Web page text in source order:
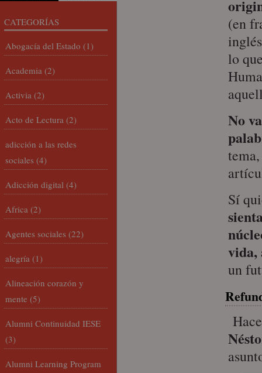
(en
lo
No
Sí
vida,
un
CATEGORÍAS
Abogacía del Estado (1)
Academia (2)
Activia (2)
Acto de Lectura (2)
adicción a las redes
sociales (4)
Adicción digital (4)
Africa (2)
Agentes sociales (22)
alegría (1)
Alineación corazón y
mente (5)
Alumni Continuidad IESE
(3)
Alumni Learning Program